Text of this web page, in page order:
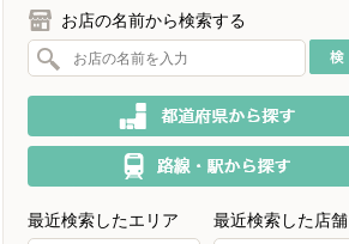
お店の名前から検索する
最近検索したエリア 最近検索した店舗